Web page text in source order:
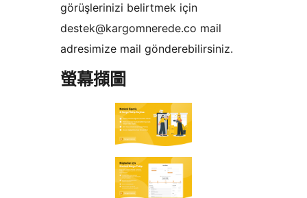
görüşlerinizi belirtmek için
destek@kargomnerede.co mail
adresimize mail gönderebilirsiniz.
螢幕擷圖